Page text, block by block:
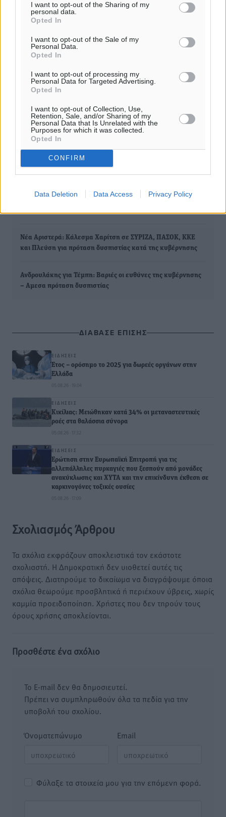
I want to opt-out of the Sharing of my
personal data.
Opted In
I want to opt-out of the Sale of my
Personal Data.
Opted In
I want to opt-out of processing my
Personal Data for Targeted Advertising.
Opted In
I want to opt-out of Collection, Use,
Retention, Sale, and/or Sharing of my
Personal Data that Is Unrelated with the
Purposes for which it was collected.
Opted In
CONFIRM
Data Deletion Data Access Privacy Policy
0
ΣΧΕΤΙΚΆ
Κατατέθηκε η πρόταση δυσπιστίας κατά της κυβέρνησης
Πρόταση δυσπιστίας: Σε υψηλούς τόνους η συζήτηση στη
Νέα Αριστερά: Κάλεσμα Χαρίτση σε ΣΥΡΙΖΑ, ΠΑΣΟΚ, ΚΚΕ
και Πλεύση για πρόταση δυσπιστίας κατά της κυβέρνησης
Ανδρουλάκης για Τέμπη: Βαριές οι ευθύνες της κυβέρνησης
– Αμεσα πρόταση δυσπιστίας
ΔΙΑΒΑΣΕ ΕΠΙΣΗΣ
ΕΙΔΉΣΕΙΣ
Έτος – ορόσημο το 2025 για δωρεές οργάνων στην
Ελλάδα
05.08.26 · 19:04
ΕΙΔΉΣΕΙΣ
Κικίλιας: Μειώθηκαν κατά 34% οι μεταναστευτικές
ροές στα θαλάσσια σύνορα
05.08.26 · 17:32
ΕΙΔΉΣΕΙΣ
Ερώτηση στην Ευρωπαϊκή Επιτροπή για τις
αλλεπάλληλες πυρκαγιές που ξεσπούν από μονάδες
ανακύκλωσης και ΧΥΤΑ και την επικίνδυνη έκθεση σε
καρκινογόνες τοξικές ουσίες
05.08.26 · 17:09
Σχολιασμός Άρθρου
Τα σχόλια εκφράζουν αποκλειστικά τον εκάστοτε
σχολιαστή. Η Δημοκρατική δεν υιοθετεί αυτές τις
απόψεις. Διατηρούμε το δικαίωμα να διαγράψουμε όποια
σχόλια θεωρούμε προσβλητικά ή περιέχουν ύβρεις, χωρίς
καμμία προειδοποίηση. Χρήστες που δεν τηρούν τους
όρους χρήσης αποκλείονται.
Προσθέστε ένα σχόλιο
Το E-mail δεν θα δημοσιευτεί.
Πρέπει να συμπληρωθούν όλα τα πεδία για την
υποβολή του σχολίου.
Όνοματεπώνυμο Email
Φύλαξε τα στοιχεία μου για την επόμενη φορά.